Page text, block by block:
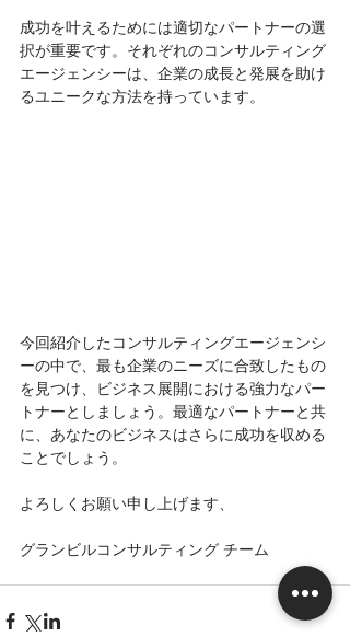
成功を叶えるためには適切なパートナーの選
択が重要です。それぞれのコンサルティング
エージェンシーは、企業の成長と発展を助け
るユニークな方法を持っています。
今回紹介したコンサルティングエージェンシ
ーの中で、最も企業のニーズに合致したもの
を見つけ、ビジネス展開における強力なパー
トナーとしましょう。最適なパートナーと共
に、あなたのビジネスはさらに成功を収める
ことでしょう。
よろしくお願い申し上げます、
グランビルコンサルティング チーム